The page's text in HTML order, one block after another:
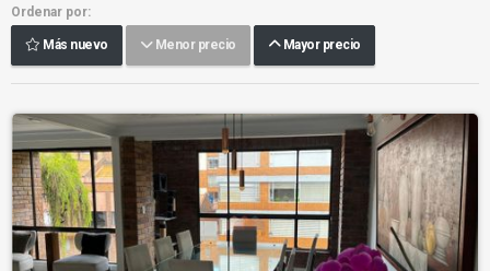
Ordenar por:
Más nuevo Menor precio Mayor precio